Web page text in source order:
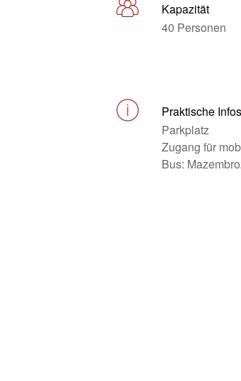
Kapazität
40 Personen
Praktische Infos
Parkplatz
Zugang für
Bus: